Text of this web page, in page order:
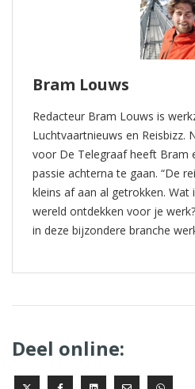
Bram Louws
Redacteur Bram Louws is
Luchtvaartnieuws en Reisbizz.
voor De Telegraaf heeft Bram
passie achterna te gaan. “De
kleins af aan al getrokken.
wereld ontdekken voor je
in deze bijzondere branche
Deel online: